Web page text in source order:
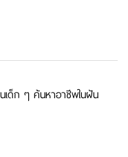
ด็ก ๆ ค้นหาอาชีพในฝัน